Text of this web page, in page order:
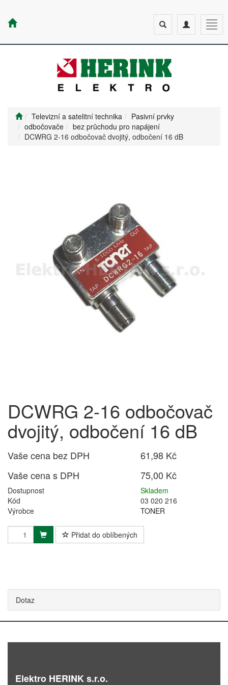
Toggle
navigation
Toggle
search
Televizní a satelitní technika
Pasivní prvky
odbočovače
bez průchodu pro napájení
DCWRG 2-16 odbočovač dvojitý, odbočení 16 dB
DCWRG 2-16 odbočovač
dvojitý, odbočení 16 dB
Vaše cena bez DPH
61,98 Kč
Vaše cena s DPH
75,00 Kč
Dostupnost
Skladem
Kód
03 020 216
Výrobce
TONER
Přidat do oblíbených
Dotaz
Elektro HERINK s.r.o.